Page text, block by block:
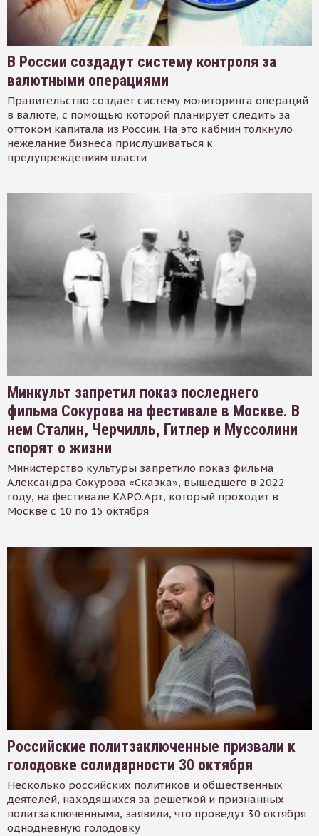
В России создадут систему контроля за
валютными операциями
Правительство создает систему мониторинга операций
в валюте, с помощью которой планирует следить за
оттоком капитала из России. На это кабмин толкнуло
нежелание бизнеса прислушиваться к
предупреждениям власти
Минкульт запретил показ последнего
фильма Сокурова на фестивале в Москве. В
нем Сталин, Черчилль, Гитлер и Муссолини
спорят о жизни
Министерство культуры запретило показ фильма
Александра Сокурова «Сказка», вышедшего в 2022
году, на фестивале КАРО.Арт, который проходит в
Москве с 10 по 15 октября
Российские политзаключенные призвали к
голодовке солидарности 30 октября
Несколько российских политиков и общественных
деятелей, находящихся за решеткой и признанных
политзаключенными, заявили, что проведут 30 октября
однодневную голодовку